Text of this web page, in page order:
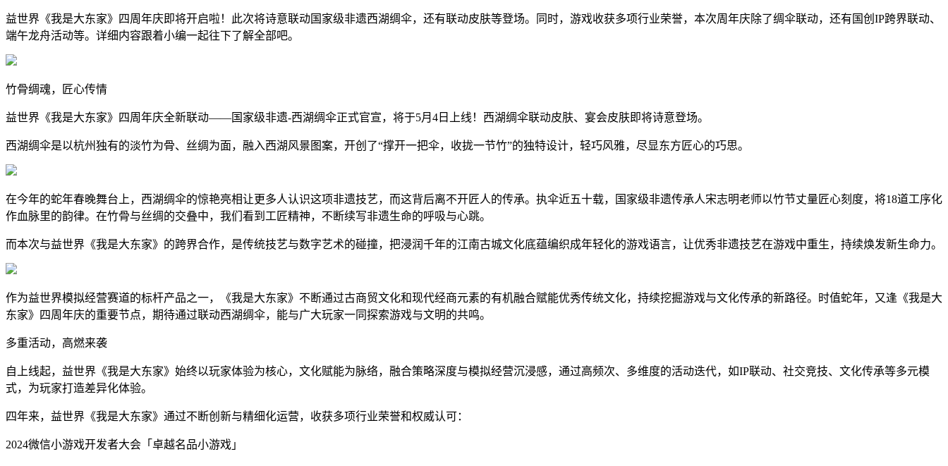
益世界《我是大东家》四周年庆即将开启啦！此次将诗意联动国家级非遗西湖绸伞，还有联动皮肤等登场。同时，游戏收获多项行业荣誉，本次周年庆除了绸伞联动，还有国创IP跨界联动、
端午龙舟活动等。详细内容跟着小编一起往下了解全部吧。
竹骨绸魂，匠心传情
益世界《我是大东家》四周年庆全新联动——国家级非遗-西湖绸伞正式官宣，将于5月4日上线！西湖绸伞联动皮肤、宴会皮肤即将诗意登场。
西湖绸伞是以杭州独有的淡竹为骨、丝绸为面，融入西湖风景图案，开创了“撑开一把伞，收拢一节竹”的独特设计，轻巧风雅，尽显东方匠心的巧思。
在今年的蛇年春晚舞台上，西湖绸伞的惊艳亮相让更多人认识这项非遗技艺，而这背后离不开匠人的传承。执伞近五十载，国家级非遗传承人宋志明老师以竹节丈量匠心刻度，将18道工序化
作血脉里的韵律。在竹骨与丝绸的交叠中，我们看到工匠精神，不断续写非遗生命的呼吸与心跳。
而本次与益世界《我是大东家》的跨界合作，是传统技艺与数字艺术的碰撞，把浸润千年的江南古城文化底蕴编织成年轻化的游戏语言，让优秀非遗技艺在游戏中重生，持续焕发新生命力。
作为益世界模拟经营赛道的标杆产品之一，《我是大东家》不断通过古商贸文化和现代经商元素的有机融合赋能优秀传统文化，持续挖掘游戏与文化传承的新路径。时值蛇年，又逢《我是大
东家》四周年庆的重要节点，期待通过联动西湖绸伞，能与广大玩家一同探索游戏与文明的共鸣。
多重活动，高燃来袭
自上线起，益世界《我是大东家》始终以玩家体验为核心，文化赋能为脉络，融合策略深度与模拟经营沉浸感，通过高频次、多维度的活动迭代，如IP联动、社交竞技、文化传承等多元模
式，为玩家打造差异化体验。
四年来，益世界《我是大东家》通过不断创新与精细化运营，收获多项行业荣誉和权威认可：
2024微信小游戏开发者大会「卓越名品小游戏」